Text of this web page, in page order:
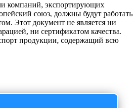
компаний, экспортирующих
союз, должны будут работать
Этот документ не является ни
ни сертификатом качества.
продукции, содержащий всю